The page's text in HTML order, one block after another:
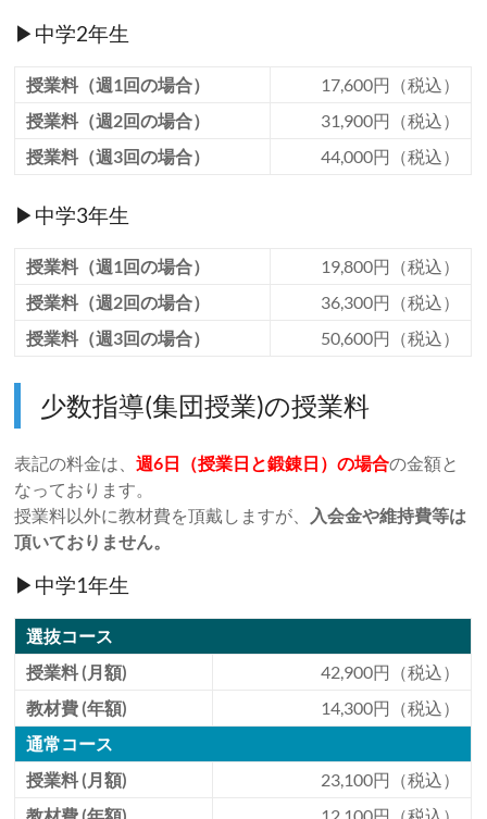
▶中学2年生
授業料（週1回の場合）
17,600円（税込）
授業料（週2回の場合）
31,900円（税込）
授業料（週3回の場合）
44,000円（税込）
▶中学3年生
授業料（週1回の場合）
19,800円（税込）
授業料（週2回の場合）
36,300円（税込）
授業料（週3回の場合）
50,600円（税込）
少数指導(集団授業)の授業料
表記の料金は、週6日（授業日と鍛錬日）の場合の金額と
なっております。
授業料以外に教材費を頂戴しますが、
入会金や維持費等は
頂いておりません。
▶中学1年生
選抜コース
授業料 (月額)
42,900円（税込）
教材費 (年額)
14,300円（税込）
通常コース
授業料 (月額)
23,100円（税込）